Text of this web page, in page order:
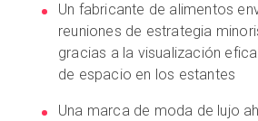
Un fabricante de alimentos
reuniones de estrategia
gracias a la visualización
de espacio en los estantes
Una marca de moda de lujo